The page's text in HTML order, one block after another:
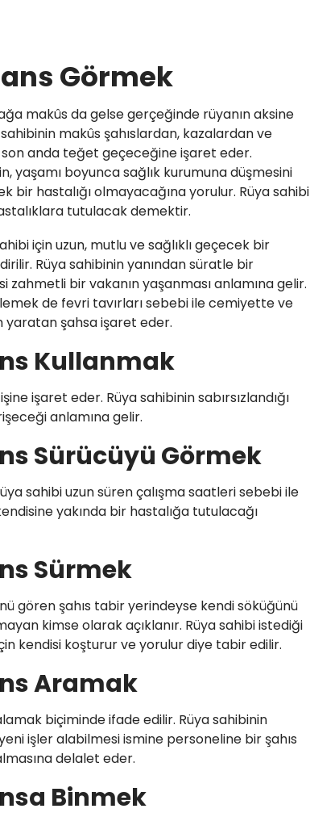
Görmek
makûs da gelse gerçeğinde rüyanın aksine
makûs şahıslardan, kazalardan ve
anda teğet geçeceğine işaret eder.
yaşamı boyunca sağlık kurumuna düşmesini
bir hastalığı olmayacağına yorulur. Rüya sahibi
tutulacak demektir.
için uzun, mutlu ve sağlıklı geçecek bir
Rüya sahibinin yanından süratle bir
bir vakanın yaşanması anlamına gelir.
de fevri tavırları sebebi ile cemiyette ve
yaratan şahsa işaret eder.
Kullanmak
işaret eder. Rüya sahibinin sabırsızlandığı
anlamına gelir.
Sürücüyü Görmek
sahibi uzun süren çalışma saatleri sebebi ile
yakında bir hastalığa tutulacağı
Sürmek
gören şahıs tabir yerindeyse kendi söküğünü
kimse olarak açıklanır. Rüya sahibi istediği
kendisi koşturur ve yorulur diye tabir edilir.
Aramak
biçiminde ifade edilir. Rüya sahibinin
işler alabilmesi ismine personeline bir şahıs
delalet eder.
Binmek